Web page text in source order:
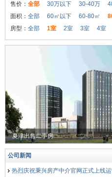
售价： 全部 30万以下 30-40万
面积： 全部 60㎡以下 60-80㎡
房型： 全部 1室 2室 3室 4室
夏津出售二手房
公司新闻
热烈庆祝秉兴房产中介官网正式上线运